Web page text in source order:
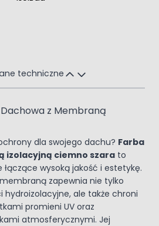
techniczne
z Membraną
dla swojego dachu? Farba
izolacyjną ciemno szara to
łączące wysoką jakość i estetykę.
zapewnia nie tylko
hydroizolacyjne, ale także chroni
promieni UV oraz
atmosferycznymi. Jej